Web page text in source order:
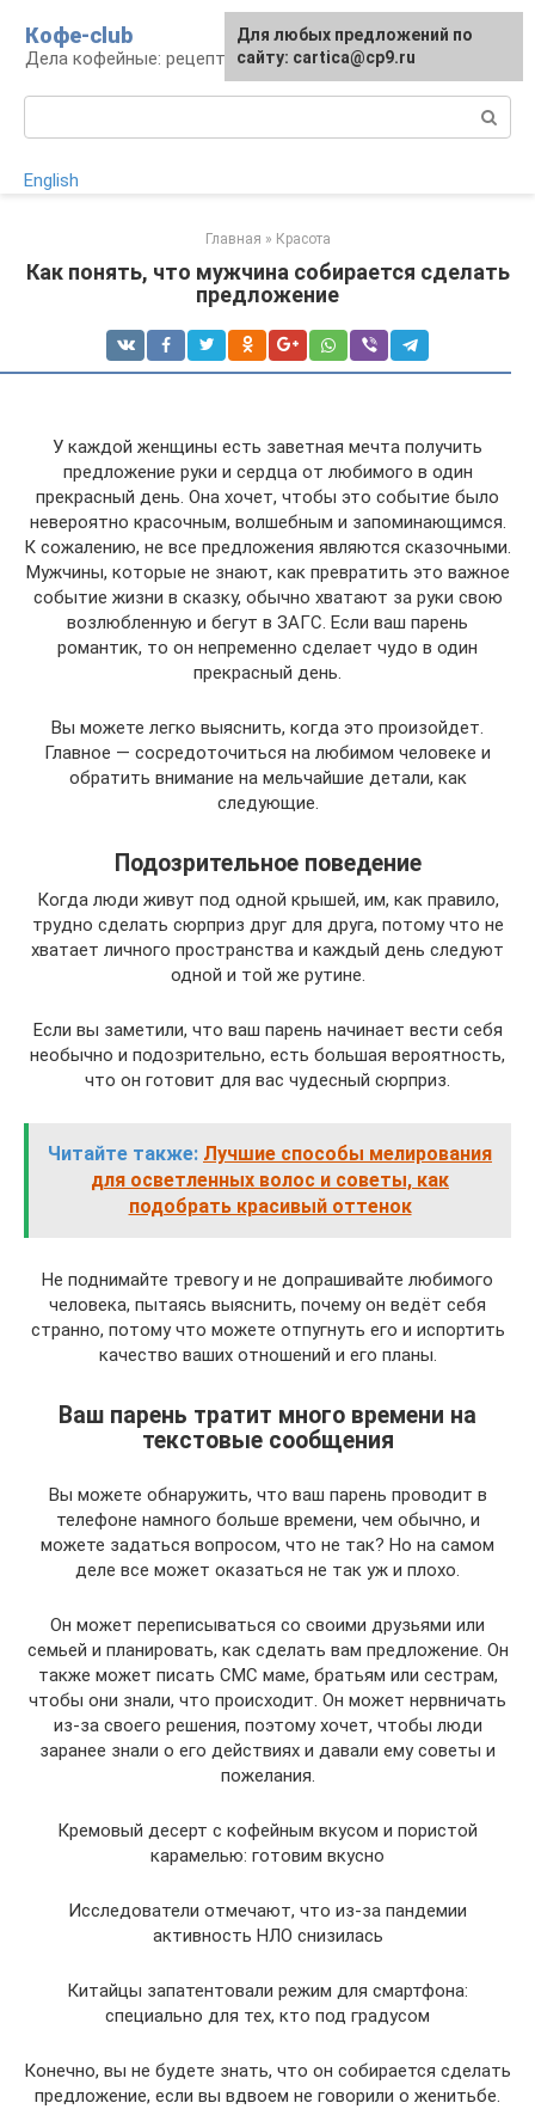
контенту
Кофе-club
Дела кофейные: рецепты и приготовление
English
Главная » Красота
Как понять, что мужчина собирается сделать
предложение
У каждой женщины есть заветная мечта получить
предложение руки и сердца от любимого в один
прекрасный день. Она хочет, чтобы это событие было
невероятно красочным, волшебным и запоминающимся.
К сожалению, не все предложения являются сказочными.
Мужчины, которые не знают, как превратить это важное
событие жизни в сказку, обычно хватают за руки свою
возлюбленную и бегут в ЗАГС. Если ваш парень
романтик, то он непременно сделает чудо в один
прекрасный день.
Вы можете легко выяснить, когда это произойдет.
Главное — сосредоточиться на любимом человеке и
обратить внимание на мельчайшие детали, как
следующие.
Подозрительное поведение
Когда люди живут под одной крышей, им, как правило,
трудно сделать сюрприз друг для друга, потому что не
хватает личного пространства и каждый день следуют
одной и той же рутине.
Если вы заметили, что ваш парень начинает вести себя
необычно и подозрительно, есть большая вероятность,
что он готовит для вас чудесный сюрприз.
Читайте также: Лучшие способы мелирования
для осветленных волос и советы, как
подобрать красивый оттенок
Не поднимайте тревогу и не допрашивайте любимого
человека, пытаясь выяснить, почему он ведёт себя
странно, потому что можете отпугнуть его и испортить
качество ваших отношений и его планы.
Ваш парень тратит много времени на
текстовые сообщения
Вы можете обнаружить, что ваш парень проводит в
телефоне намного больше времени, чем обычно, и
можете задаться вопросом, что не так? Но на самом
деле все может оказаться не так уж и плохо.
Он может переписываться со своими друзьями или
семьей и планировать, как сделать вам предложение. Он
также может писать СМС маме, братьям или сестрам,
чтобы они знали, что происходит. Он может нервничать
из-за своего решения, поэтому хочет, чтобы люди
заранее знали о его действиях и давали ему советы и
пожелания.
Кремовый десерт с кофейным вкусом и пористой
карамелью: готовим вкусно
Исследователи отмечают, что из-за пандемии
активность НЛО снизилась
Китайцы запатентовали режим для смартфона:
специально для тех, кто под градусом
Конечно, вы не будете знать, что он собирается сделать
предложение, если вы вдвоем не говорили о женитьбе.
Для любых предложений по
сайту: cartica@cp9.ru